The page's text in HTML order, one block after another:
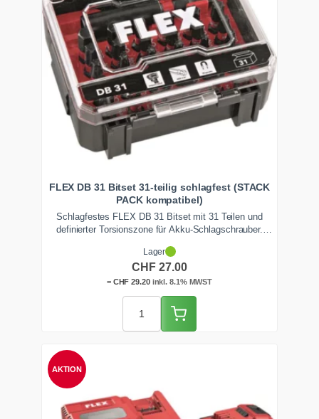
FLEX DB 31 Bitset 31-teilig schlagfest (STACK
PACK kompatibel)
Schlagfestes FLEX DB 31 Bitset mit 31 Teilen und
definierter Torsionszone für Akku-Schlagschrauber.
enthalten. Die stossfeste Box ist STACK PACK
kompatibel und arretiert klapperfrei auf dem
Werkzeugturm.
Lager
CHF 27.00
= CHF 29.20inkl. 8.1% MWST
AKTION